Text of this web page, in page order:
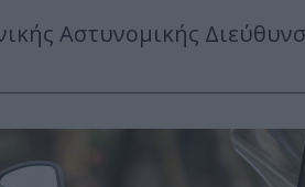
Αστυνομικής